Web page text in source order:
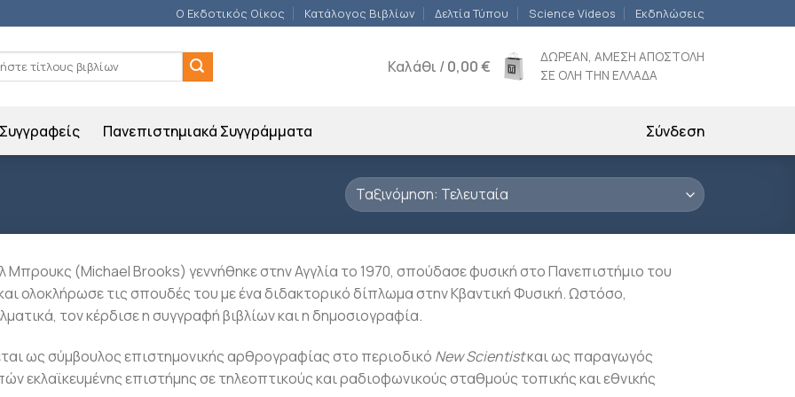
Ο Εκδοτικός Οίκος Κατάλογος Βιβλίων Δελτία Τύπου Science Videos Εκδηλώσεις
Καλάθι /0,00€
ΔΩΡΕΑΝ, ΑΜΕΣΗ ΑΠΟΣΤΟΛΗ
ΣΕ ΟΛΗ ΤΗΝ ΕΛΛΑΔΑ
Συγγραφείς Πανεπιστημιακά Συγγράμματα Σύνδεση
Μπρουκς (Michael Brooks) γεννήθηκε στην Αγγλία το 1970, σπούδασε φυσική στο Πανεπιστήμιο του
ολοκλήρωσε τις σπουδές του με ένα διδακτορικό δίπλωμα στην Κβαντική Φυσική. Ωστόσο,
τον κέρδισε η συγγραφή βιβλίων και η δημοσιογραφία.
ως σύμβουλος επιστημονικής αρθρογραφίας στο περιοδικό New Scientistκαι ως παραγωγός
εκλαϊκευμένης επιστήμης σε τηλεοπτικούς και ραδιοφωνικούς σταθμούς τοπικής και εθνικής